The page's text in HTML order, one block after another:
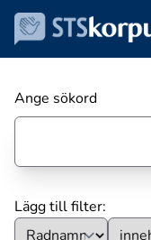
Ange sökord
Lägg till filter: